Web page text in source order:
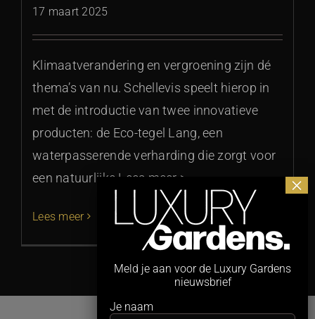
17 maart 2025
Klimaatverandering en vergroening zijn dé
thema’s van nu. Schellevis speelt hierop in
met de introductie van twee innovatieve
producten: de Eco-tegel Lang, een
waterpasserende verharding die zorgt voor
een natuurlijke Lees meer >
Lees meer
Meld je aan voor de Luxury Gardens
nieuwsbrief
Je naam